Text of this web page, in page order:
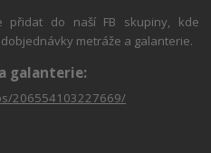
přidat do naší FB skupiny, kde
metráže a galanterie.
galanterie:
206554103227669/